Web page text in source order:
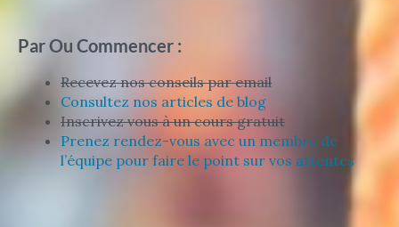
Par Ou Commencer :
Recevez nos conseils par email
Consultez nos articles de blog
Inscrivez vous à un cours gratuit
Prenez rendez-vous avec un membre de
l’équipe pour faire le point sur vos attentes